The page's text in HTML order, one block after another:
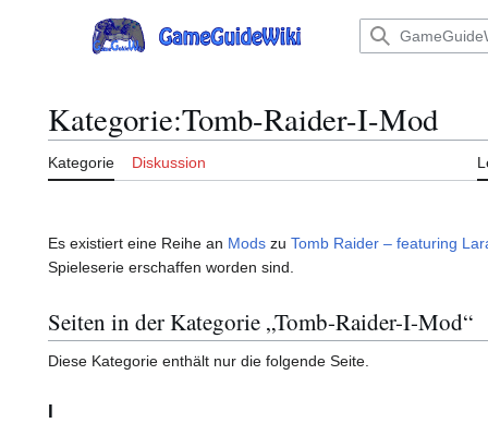
Hauptmenü
Kategorie:Tomb-Raider-I-Mod
Kategorie Diskussion
Es existiert eine Reihe an Mods zu Tomb Raider – featuring
Spieleserie erschaffen worden sind.
Seiten in der Kategorie „Tomb-Raider-I-Mod“
Diese Kategorie enthält nur die folgende Seite.
I